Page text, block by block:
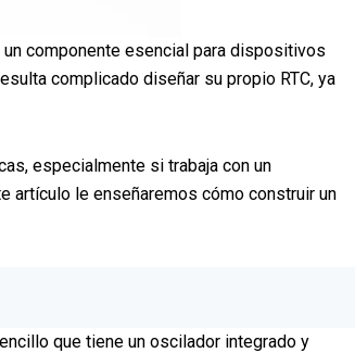
componente esencial para dispositivos
complicado diseñar su propio RTC, ya
especialmente si trabaja con un
artículo le enseñaremos cómo construir un
que tiene un oscilador integrado y